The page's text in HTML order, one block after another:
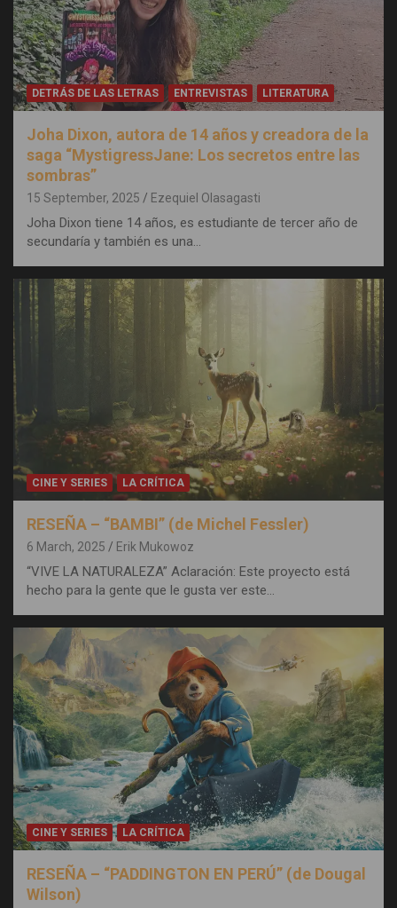
DETRÁS DE LAS LETRAS ENTREVISTAS LITERATURA
Joha Dixon, autora de 14 años y creadora de la
saga “MystigressJane: Los secretos entre las
sombras”
15 September, 2025 Ezequiel Olasagasti
Joha Dixon tiene 14 años, es estudiante de tercer año de
secundaría y también es una…
CINE Y SERIES LA CRÍTICA
RESEÑA – “BAMBI” (de Michel Fessler)
6 March, 2025 Erik Mukowoz
“VIVE LA NATURALEZA” Aclaración: Este proyecto está
hecho para la gente que le gusta ver este…
CINE Y SERIES LA CRÍTICA
RESEÑA – “PADDINGTON EN PERÚ” (de Dougal
Wilson)